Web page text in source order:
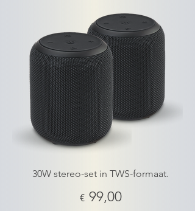
30W stereo-set in TWS-formaat.
€ 99,00